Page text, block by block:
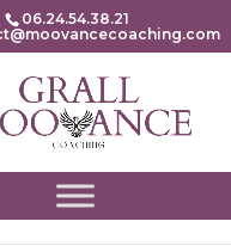
06.24.54.38.21